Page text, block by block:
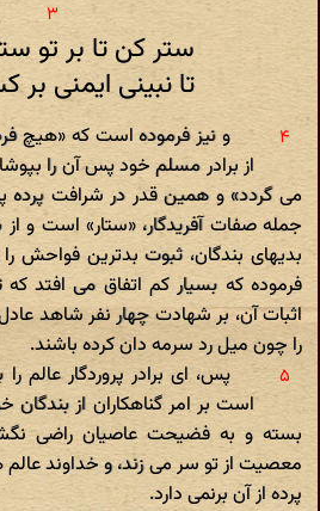
ستر کن تا بر تو
تا نبینی ایمنی
و نیز فرموده است که «هیچ
از برادر مسلم خود پس آن را
می گردد» و همین قدر در شرافت پرده
جمله صفات آفریدگار، «ستار» است و
بدیهای بندگان، ثبوت بدترین فواحش
فرموده که بسیار کم اتفاق می افتد که
اثبات آن، بر شهادت چهار نفر شاهد
را چون میل رد سرمه دان کرده باشند.
پس، ای برادر پروردگار عالم
است بر امر گناهکاران از بندگان
بسته و به فضیحت عاصیان راضی
معصیت از تو سر می زند، و خداوند عالم
پرده از آن برنمی دارد.